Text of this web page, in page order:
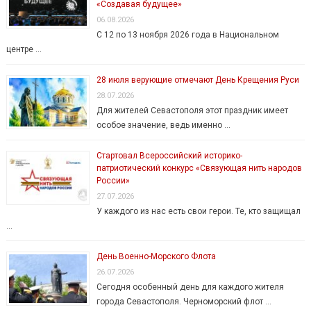
«Создавая будущее»
06.08.2026
С 12 по 13 ноября 2026 года в Национальном
центре …
28 июля верующие отмечают День Крещения Руси
28.07.2026
Для жителей Севастополя этот праздник имеет
особое значение, ведь именно …
Стартовал Всероссийский историко-
патриотический конкурс «Связующая нить народов
России»
27.07.2026
У каждого из нас есть свои герои. Те, кто защищал
…
День Военно-Морского Флота
26.07.2026
Сегодня особенный день для каждого жителя
города Севастополя. Черноморский флот …